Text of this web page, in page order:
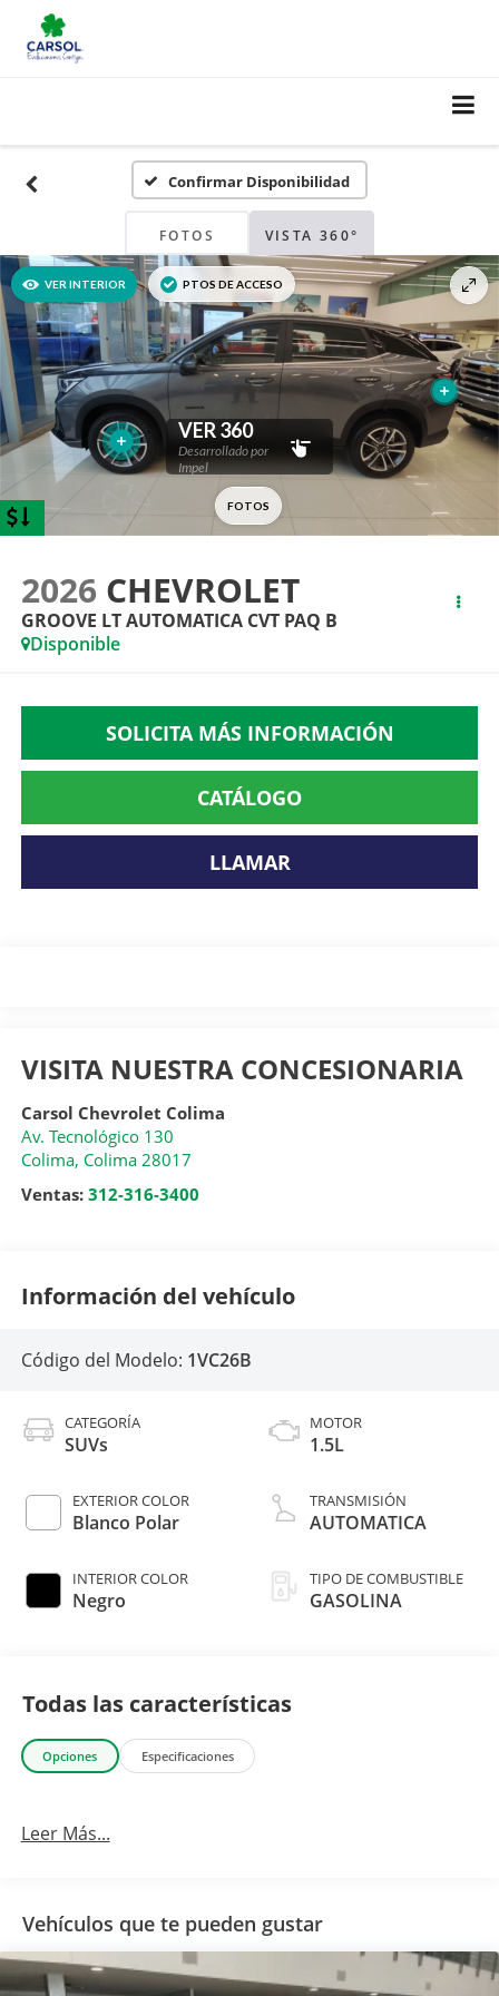
Confirmar Disponibilidad
FOTOS VISTA 360°
2026 CHEVROLET
GROOVE LT AUTOMATICA CVT PAQ B
Disponible
SOLICITA MÁS INFORMACIÓN
CATÁLOGO
LLAMAR
VISITA NUESTRA CONCESIONARIA
Carsol Chevrolet Colima
Av. Tecnológico 130
Colima, Colima 28017
Ventas: 312-316-3400
Información del vehículo
Código del Modelo: 1VC26B
CATEGORÍA
SUVs
EXTERIOR COLOR
Blanco Polar
INTERIOR COLOR
Negro
MOTOR
1.5L
TRANSMISIÓN
AUTOMATICA
TIPO DE COMBUSTIBLE
GASOLINA
Todas las características
Opciones Especificaciones
Leer Más...
Vehículos que te pueden gustar